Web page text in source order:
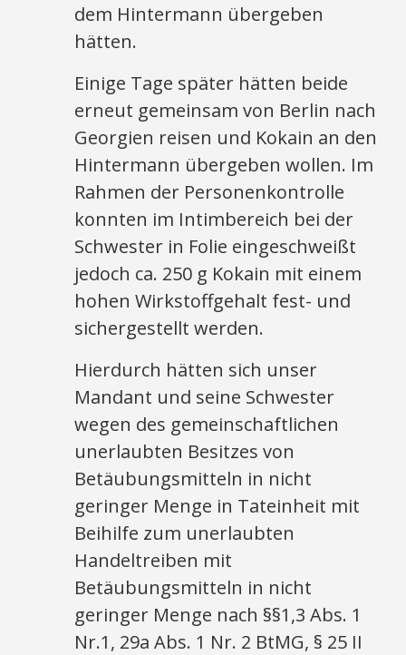
dem Hintermann übergeben
hätten.
Einige Tage später hätten beide
erneut gemeinsam von Berlin nach
Georgien reisen und Kokain an den
Hintermann übergeben wollen. Im
Rahmen der Personenkontrolle
konnten im Intimbereich bei der
Schwester in Folie eingeschweißt
jedoch ca. 250 g Kokain mit einem
hohen Wirkstoffgehalt fest- und
sichergestellt werden.
Hierdurch hätten sich unser
Mandant und seine Schwester
wegen des gemeinschaftlichen
unerlaubten Besitzes von
Betäubungsmitteln in nicht
geringer Menge in Tateinheit mit
Beihilfe zum unerlaubten
Handeltreiben mit
Betäubungsmitteln in nicht
geringer Menge nach §§1,3 Abs. 1
Nr.1, 29a Abs. 1 Nr. 2 BtMG, § 25 II